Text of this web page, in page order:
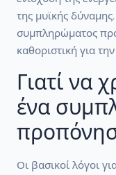
της μυϊκής
συμπληρώματος
καθοριστική για
Γιατί να
ένα
Οι βασικοί λόγοι